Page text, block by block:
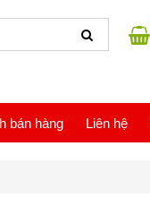
bán hàng Liên hệ